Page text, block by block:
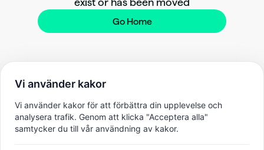
Go Home
Vi använder kakor
Vi använder kakor för att förbättra din upplevelse och
analysera trafik. Genom att klicka "Acceptera alla"
samtycker du till vår användning av kakor.